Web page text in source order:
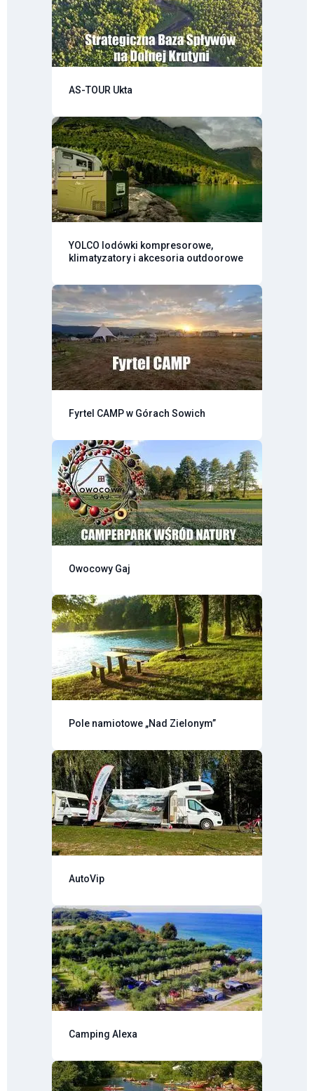
AS-TOUR Ukta
YOLCO lodówki kompresorowe,
klimatyzatory i akcesoria outdoorowe
Fyrtel CAMP w Górach Sowich
Owocowy Gaj
Pole namiotowe „Nad Zielonym”
AutoVip
Camping Alexa